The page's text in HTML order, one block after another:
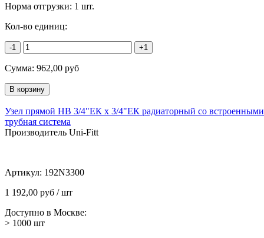
Норма отгрузки: 1 шт.
Кол-во единиц:
-1 +1
Сумма: 962,00 руб
Узел прямой НВ 3/4"ЕК х 3/4"ЕК радиаторный со
трубная система
Производитель Uni-Fitt
Артикул: 192N3300
1 192,00 руб / шт
Доступно в Москве:
> 1000 шт